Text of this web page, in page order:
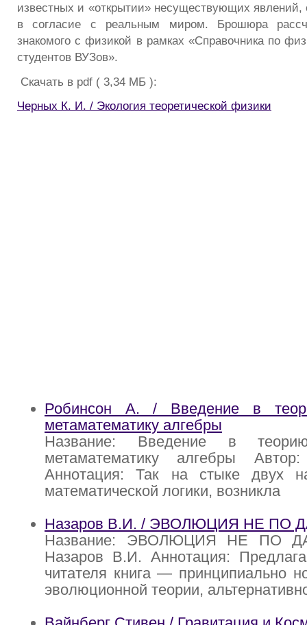
известных и «открытии» несуществующих явлений,
в согласие с реальным миром. Брошюра
знакомого с физикой в рамках «Справочника по
студентов ВУЗов».
Скачать в pdf ( 3,34 МБ ):
Черных К. И. / Экология теоретической физики
Робинсон А. / Введение в
метаматематику алгебры
Название: Введение в
метаматематику алгебры
Аннотация: Так на стыке двух
математической логики, возникла
Назаров В.И. / ЭВОЛЮЦИЯ НЕ ПО
Название: ЭВОЛЮЦИЯ НЕ ПО
Назаров В.И. Аннотация:
читателя книга — принципиально
эволюционной теории,